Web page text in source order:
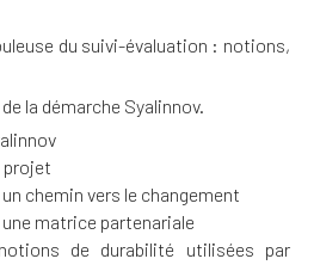
du suivi-évaluation : notions,
la démarche Syalinnov.
projet
chemin vers le changement
matrice partenariale
de durabilité utilisées par